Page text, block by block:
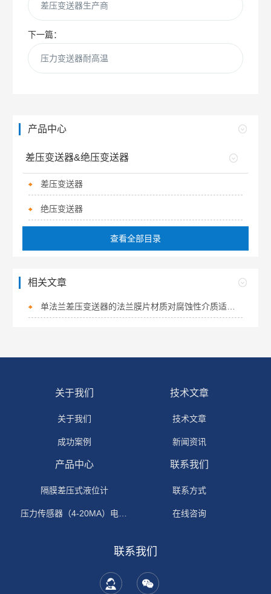
差压变送器生产商
下一篇：
压力变送器耐高温
产品中心
差压变送器&绝压变送器
差压变送器
绝压变送器
查看全部目录
相关文章
单法兰差压变送器的法兰膜片材质对腐蚀性介质适应性
关于我们
关于我们
成功案例
技术文章
技术文章
新闻资讯
产品中心
隔膜差压式液位计
压力传感器（4-20MA）电流输出
联系我们
联系方式
在线咨询
联系我们